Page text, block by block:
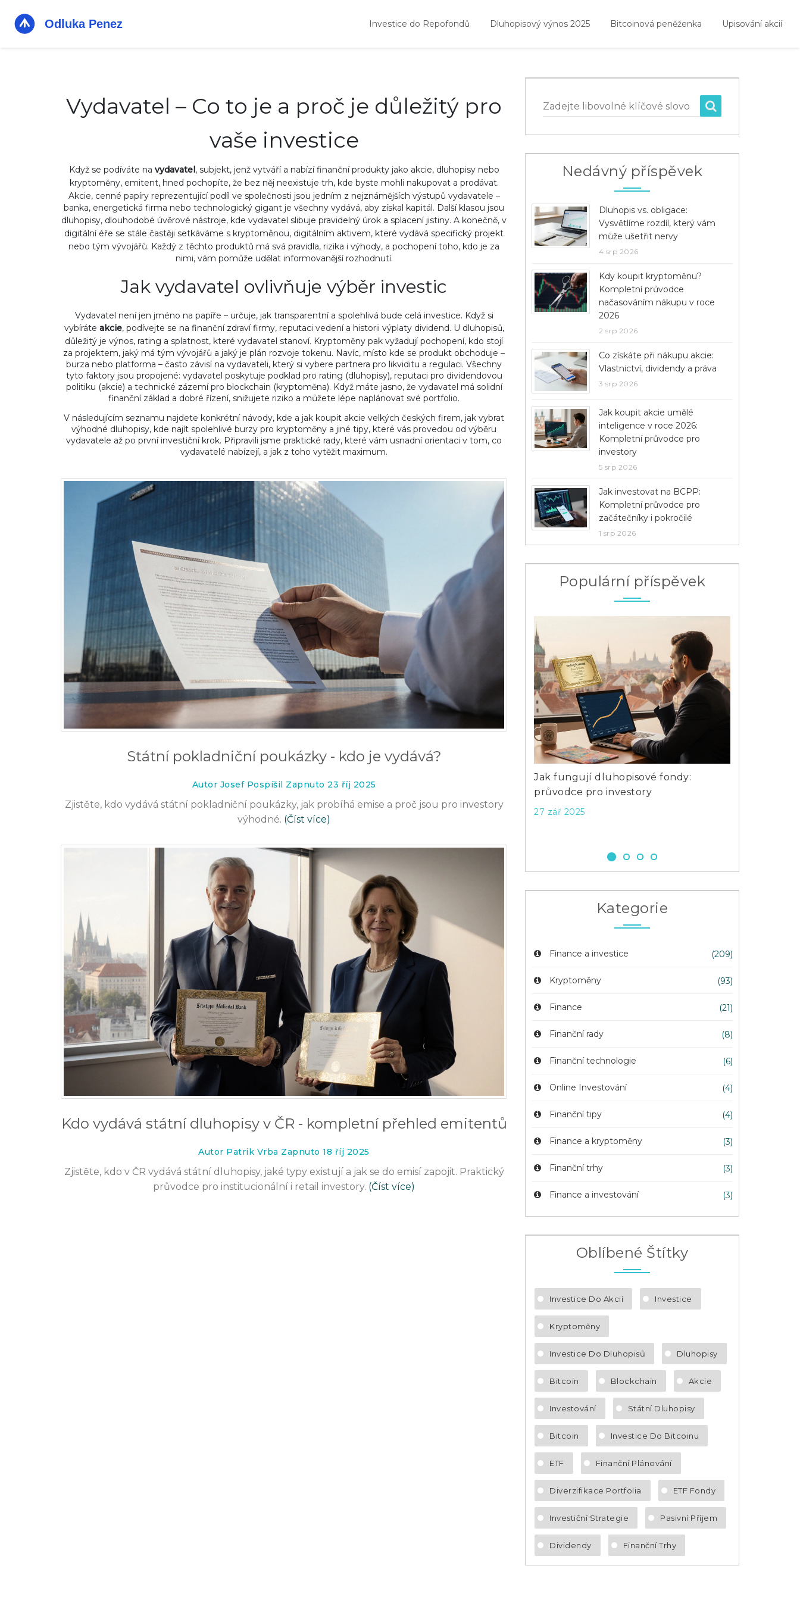
Investice do Repofondů Dluhopisový výnos 2025 Bitcoinová peněženka Upisování akcií
Vydavatel – Co to je a proč je důležitý pro
vaše investice
Když se podíváte na vydavatel, subjekt, jenž vytváří a nabízí finanční produkty jako akcie, dluhopisy nebo
kryptoměny, emitent, hned pochopíte, že bez něj neexistuje trh, kde byste mohli nakupovat a prodávat.
Akcie, cenné papíry reprezentující podíl ve společnosti jsou jedním z nejznámějších výstupů vydavatele –
banka, energetická firma nebo technologický gigant je všechny vydává, aby získal kapitál. Další klasou jsou
dluhopisy, dlouhodobé úvěrové nástroje, kde vydavatel slibuje pravidelný úrok a splacení jistiny. A konečně, v
digitální éře se stále častěji setkáváme s kryptoměnou, digitálním aktivem, které vydává specifický projekt
nebo tým vývojářů. Každý z těchto produktů má svá pravidla, rizika i výhody, a pochopení toho, kdo je za
nimi, vám pomůže udělat informovanější rozhodnutí.
Jak vydavatel ovlivňuje výběr investic
Vydavatel není jen jméno na papíře – určuje, jak transparentní a spolehlivá bude celá investice. Když si
vybíráte akcie, podívejte se na finanční zdraví firmy, reputaci vedení a historii výplaty dividend. U dluhopisů,
důležitý je výnos, rating a splatnost, které vydavatel stanoví. Kryptoměny pak vyžadují pochopení, kdo stojí
za projektem, jaký má tým vývojářů a jaký je plán rozvoje tokenu. Navíc, místo kde se produkt obchoduje –
burza nebo platforma – často závisí na vydavateli, který si vybere partnera pro likviditu a regulaci. Všechny
tyto faktory jsou propojené: vydavatel poskytuje podklad pro rating (dluhopisy), reputaci pro dividendovou
politiku (akcie) a technické zázemí pro blockchain (kryptoměna). Když máte jasno, že vydavatel má solidní
finanční základ a dobré řízení, snižujete riziko a můžete lépe naplánovat své portfolio.
V následujícím seznamu najdete konkrétní návody, kde a jak koupit akcie velkých českých firem, jak vybrat
výhodné dluhopisy, kde najít spolehlivé burzy pro kryptoměny a jiné tipy, které vás provedou od výběru
vydavatele až po první investiční krok. Připravili jsme praktické rady, které vám usnadní orientaci v tom, co
vydavatelé nabízejí, a jak z toho vytěžit maximum.
Státní pokladniční poukázky - kdo je vydává?
Autor Josef Pospíšil Zapnuto 23 říj 2025
Zjistěte, kdo vydává státní pokladniční poukázky, jak probíhá emise a proč jsou pro investory
výhodné. (Číst více)
Kdo vydává státní dluhopisy v ČR - kompletní přehled emitentů
Autor Patrik Vrba Zapnuto 18 říj 2025
Zjistěte, kdo v ČR vydává státní dluhopisy, jaké typy existují a jak se do emisí zapojit. Praktický
průvodce pro institucionální i retail investory. (Číst více)
Zadejte libovolné klíčové slovo
Nedávný příspěvek
Dluhopis vs. obligace:
Vysvětlíme rozdíl, který vám
může ušetřit nervy
4 srp 2026
Kdy koupit kryptoměnu?
Kompletní průvodce
načasováním nákupu v roce
2026
2 srp 2026
Co získáte při nákupu akcie:
Vlastnictví, dividendy a práva
3 srp 2026
Jak koupit akcie umělé
inteligence v roce 2026:
Kompletní průvodce pro
investory
5 srp 2026
Jak investovat na BCPP:
Kompletní průvodce pro
začátečníky i pokročilé
1 srp 2026
Populární příspěvek
elektronických peněženkách:
Průvodce pro rok 2024
Jak fungují dluhopisové fondy:
průvodce pro investory
27 zář 2025
Kategorie
Finance a investice (209)
Kryptoměny (93)
Finance (21)
Finanční rady (8)
Finanční technologie (6)
Online Investování (4)
Finanční tipy (4)
Finance a kryptoměny (3)
Finanční trhy (3)
Finance a investování (3)
Oblíbené Štítky
Investice Do Akcií Investice
Kryptoměny
Investice Do Dluhopisů Dluhopisy
Bitcoin Blockchain Akcie
Investování Státní Dluhopisy
Bitcoin Investice Do Bitcoinu
ETF Finanční Plánování
Diverzifikace Portfolia ETF Fondy
Investiční Strategie Pasivní Příjem
Dividendy Finanční Trhy